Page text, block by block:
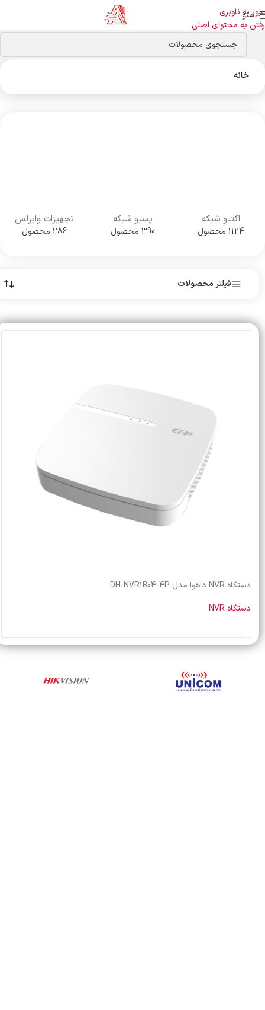
عبور به ناوبری
رفتن به محتوای اصلی
منو
خانه
اکتیو شبکه
1124 محصول
پسیو شبکه
390 محصول
تجهیزات وایرلس
286 محصول
فیلتر محصولات
دستگاه NVR داهوا مدل DH-NVR1B04-4P
دستگاه NVR